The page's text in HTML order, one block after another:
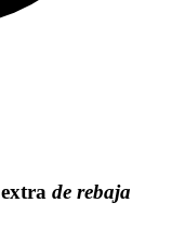
extra de rebaja